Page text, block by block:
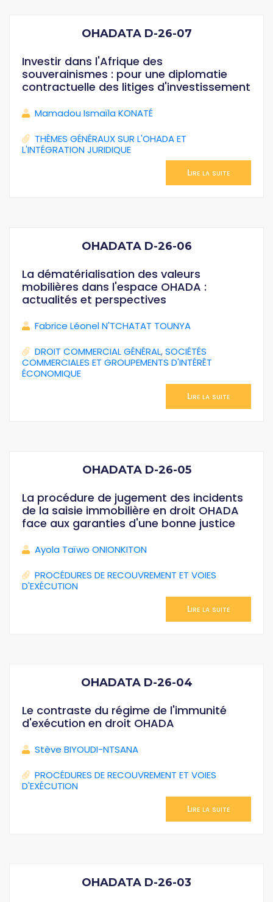
OHADATA D-26-07
Investir dans l'Afrique des
souverainismes : pour une diplomatie
contractuelle des litiges d'investissement
Mamadou Ismaïla KONATÉ
THÈMES GÉNÉRAUX SUR L'OHADA ET
L'INTÉGRATION JURIDIQUE
Lire la suite
OHADATA D-26-06
La dématérialisation des valeurs
mobilières dans l'espace OHADA :
actualités et perspectives
Fabrice Léonel N'TCHATAT TOUNYA
DROIT COMMERCIAL GÉNÉRAL,SOCIÉTÉS
COMMERCIALES ET GROUPEMENTS D'INTÉRÊT
ÉCONOMIQUE
Lire la suite
OHADATA D-26-05
La procédure de jugement des incidents
de la saisie immobilière en droit OHADA
face aux garanties d'une bonne justice
Ayola Taïwo ONIONKITON
PROCÉDURES DE RECOUVREMENT ET VOIES
D'EXÉCUTION
Lire la suite
OHADATA D-26-04
Le contraste du régime de l'immunité
d'exécution en droit OHADA
Stève BIYOUDI-NTSANA
PROCÉDURES DE RECOUVREMENT ET VOIES
D'EXÉCUTION
Lire la suite
OHADATA D-26-03